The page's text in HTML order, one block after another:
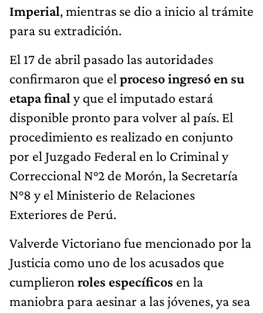
Imperial, mientras se dio a inicio al trámite
para su extradición.
El 17 de abril pasado las autoridades
confirmaron que el proceso ingresó en su
etapa final y que el imputado estará
disponible pronto para volver al país. El
procedimiento es realizado en conjunto
por el Juzgado Federal en lo Criminal y
Correccional N°2 de Morón, la Secretaría
N°8 y el Ministerio de Relaciones
Exteriores de Perú.
Valverde Victoriano fue mencionado por la
Justicia como uno de los acusados que
cumplieron roles específicos en la
maniobra para aesinar a las jóvenes, ya sea